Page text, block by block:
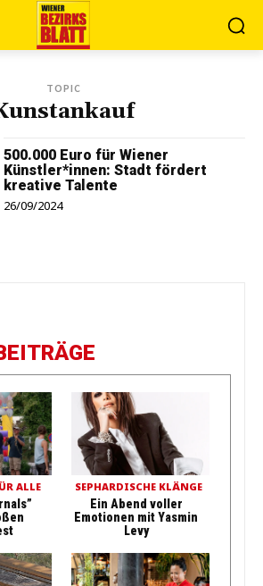
TOPIC
500.000 Euro für Wiener
Künstler*innen: Stadt fördert
kreative Talente
26/09/2024
ALLE SEPHARDISCHE KLÄNGE
Ein Abend voller
Emotionen mit Yasmin
Levy